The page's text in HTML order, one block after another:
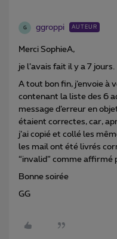
G ggroppi AUTEUR
Merci SophieA,
je l’avais fait il y a 7 jours.
A tout bon fin, j’envoie à
contenant la liste des 6
message d’erreur en
étaient correctes, car,
j’ai copié et collé les
les mail ont été livrés
“invalid” comme affirmé
Bonne soirée
GG